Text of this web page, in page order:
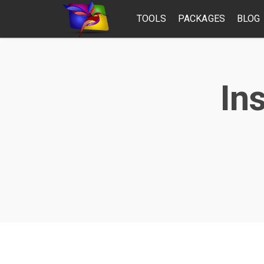
TOOLS PACKAGES BLOG